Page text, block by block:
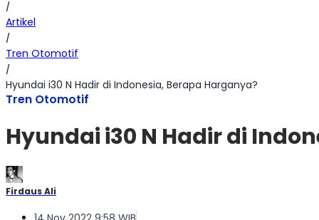
/
Artikel
/
Tren Otomotif
/
Hyundai i30 N Hadir di Indonesia, Berapa Harganya?
Tren Otomotif
Hyundai i30 N Hadir di
Firdaus Ali